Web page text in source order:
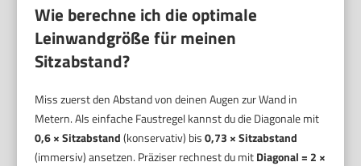
Wie berechne ich die optimale
Leinwandgröße für meinen
Sitzabstand?
Miss zuerst den Abstand von deinen Augen zur Wand in
Metern. Als einfache Faustregel kannst du die Diagonale mit
0,6 × Sitzabstand(konservativ) bis0,73 × Sitzabstand
(immersiv) ansetzen. Präziser rechnest du mitDiagonal = 2 ×